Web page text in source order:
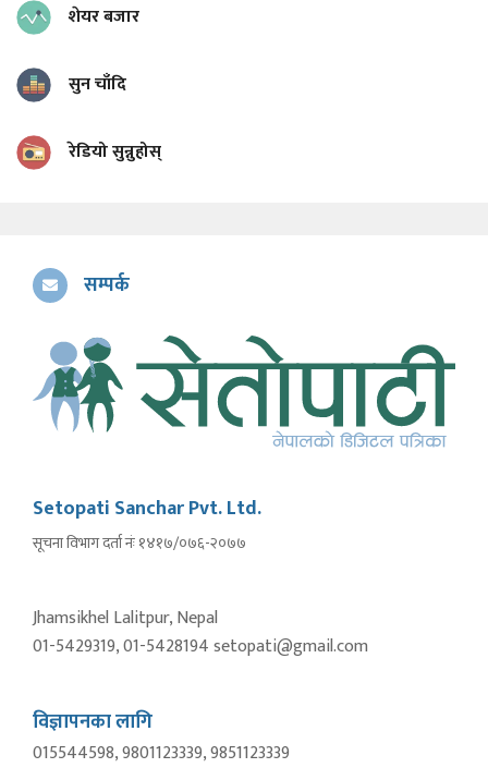
शेयर बजार
सुन चाँदि
रेडियो सुन्नुहोस्
सम्पर्क
Setopati Sanchar Pvt. Ltd.
सूचना विभाग दर्ता नंः १४१७/०७६-२०७७
Jhamsikhel Lalitpur, Nepal
01-5429319, 01-5428194 setopati@gmail.com
विज्ञापनका लागि
015544598, 9801123339, 9851123339